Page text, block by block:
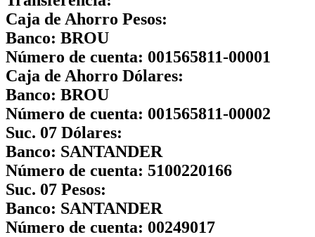
Caja de Ahorro Pesos:
Banco: BROU
Número de cuenta: 001565811-00001
Caja de Ahorro Dólares:
Banco: BROU
Número de cuenta: 001565811-00002
Suc. 07 Dólares:
Banco: SANTANDER
Número de cuenta: 5100220166
Suc. 07 Pesos:
Banco: SANTANDER
Número de cuenta: 00249017